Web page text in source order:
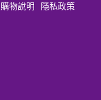
購物說明
隱私政策